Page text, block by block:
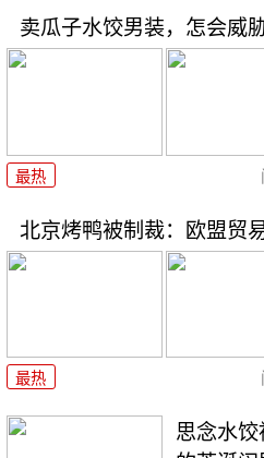
卖瓜子水饺男装，怎会威
最热
北京烤鸭被制裁：欧盟贸
最热
思念水